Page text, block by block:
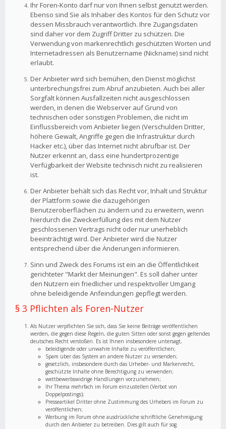
Ihr Foren-Konto darf nur von Ihnen selbst genutzt werden.
Ebenso sind Sie als Inhaber des Kontos für den Schutz vor
dessen Missbrauch verantwortlich. Ihre Zugangsdaten
sind daher vor dem Zugriff Dritter zu schützen. Die
Verwendung von markenrechtlich geschützten Worten und
Internetadressen als Benutzername (Nickname) sind nicht
erlaubt.
Der Anbieter wird sich bemühen, den Dienst möglichst
unterbrechungsfrei zum Abruf anzubieten. Auch bei aller
Sorgfalt können Ausfallzeiten nicht ausgeschlossen
werden, in denen die Webserver auf Grund von
technischen oder sonstigen Problemen, die nicht im
Einflussbereich vom Anbieter liegen (Verschulden Dritter,
höhere Gewalt, Angriffe gegen die Infrastruktur durch
Hacker etc.), über das Internet nicht abrufbar ist. Der
Nutzer erkennt an, dass eine hundertprozentige
Verfügbarkeit der Website technisch nicht zu realisieren
ist.
Der Anbieter behält sich das Recht vor, Inhalt und Struktur
der Plattform sowie die dazugehörigen
Benutzeroberflächen zu ändern und zu erweitern, wenn
hierdurch die Zweckerfüllung des mit dem Nutzer
geschlossenen Vertrags nicht oder nur unerheblich
beeinträchtigt wird. Der Anbieter wird die Nutzer
entsprechend über die Änderungen informieren.
Sinn und Zweck des Forums ist ein an die Öffentlichkeit
gerichteter "Markt der Meinungen". Es soll daher unter
den Nutzern ein friedlicher und respektvoller Umgang
ohne beleidigende Anfeindungen gepflegt werden.
§ 3 Pflichten als Foren-Nutzer
Als Nutzer verpflichten Sie sich, dass Sie keine Beiträge veröffentlichen
werden, die gegen diese Regeln, die guten Sitten oder sonst gegen geltendes
deutsches Recht verstoßen. Es ist Ihnen insbesondere untersagt,
beleidigende oder unwahre Inhalte zu veröffentlichen;
Spam über das System an andere Nutzer zu versenden;
gesetzlich, insbesondere durch das Urheber- und Markenrecht,
geschützte Inhalte ohne Berechtigung zu verwenden;
wettbewerbswidrige Handlungen vorzunehmen;
Ihr Thema mehrfach im Forum einzustellen (Verbot von
Doppelpostings);
Presseartikel Dritter ohne Zustimmung des Urhebers im Forum zu
veröffentlichen;
Werbung im Forum ohne ausdrückliche schriftliche Genehmigung
durch den Anbieter zu betreiben. Dies gilt auch für sog.